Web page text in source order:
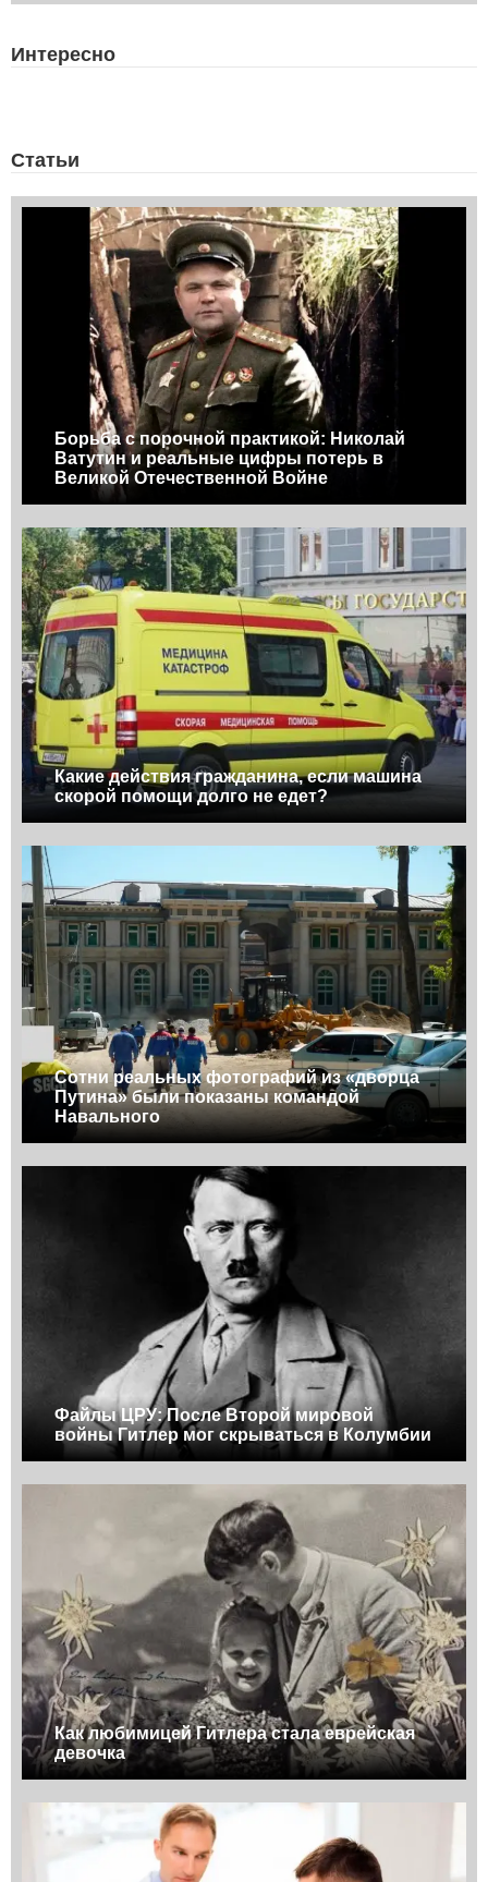
Интересно
Статьи
Борьба с порочной практикой: Николай
Ватутин и реальные цифры потерь в
Великой Отечественной Войне
Какие действия гражданина, если машина
скорой помощи долго не едет?
Сотни реальных фотографий из «дворца
Путина» были показаны командой
Навального
Файлы ЦРУ: После Второй мировой
войны Гитлер мог скрываться в Колумбии
Как любимицей Гитлера стала еврейская
девочка